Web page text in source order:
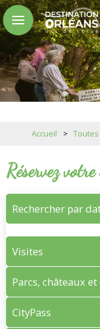
Accueil >
Réservez
Rechercher par
Visites
Parcs, châteaux
CityPass